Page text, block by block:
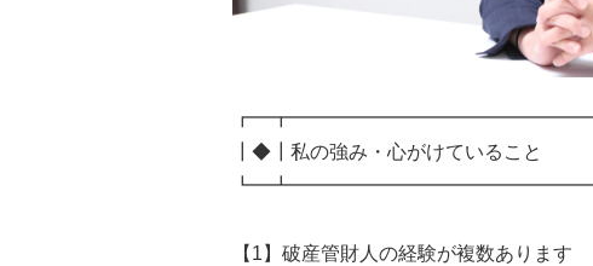
┃◆┃私の強み・心がけていること
【1】破産管財人の経験が複数あります